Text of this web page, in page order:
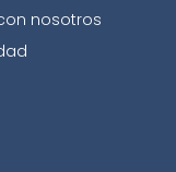
nosotros